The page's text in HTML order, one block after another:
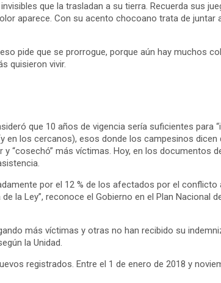
que la trasladan a su tierra. Recuerda sus
aparece. Con su acento chocoano trata de juntar
pide que se prorrogue, porque aún hay muchos
quisieron vivir.
que 10 años de vigencia sería suficientes para
los cercanos), esos donde los campesinos
“cosechó” más víctimas. Hoy, en los documentos
por el 12 % de los afectados por el conflicto
la Ley”, reconoce el Gobierno en el Plan Nacional
más víctimas y otras no han recibido su
la Unidad.
registrados. Entre el 1 de enero de 2018 y